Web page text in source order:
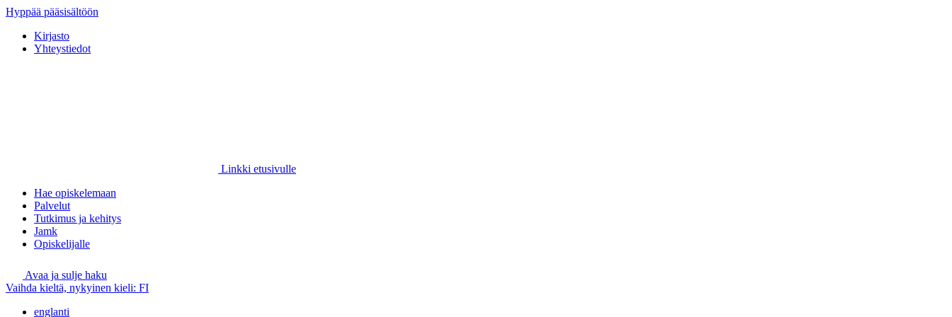
Hyppää pääsisältöön
Kirjasto
Yhteystiedot
Linkki etusivulle
Hae opiskelemaan
Palvelut
Tutkimus ja kehitys
Jamk
Opiskelijalle
Avaa ja sulje haku
Vaihda kieltä, nykyinen kieli: FI
englanti